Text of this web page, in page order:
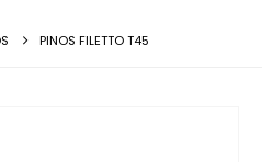
PINOS FILETTO T45